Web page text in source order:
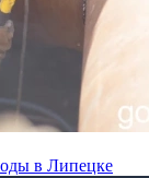
в Липецке